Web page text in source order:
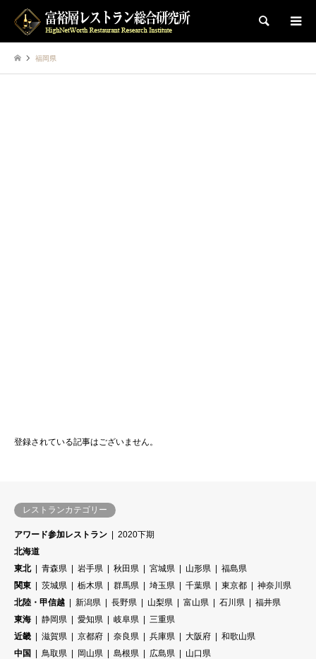
検索
福岡県
登録されている記事はございません。
レストランカテゴリー
アワード参加レストラン
2020下期
北海道
東北
青森県 岩手県 秋田県 宮城県 山形県
福島県
関東
茨城県 栃木県 群馬県 埼玉県 千葉県 東京都
神奈川県
北陸・甲信越
新潟県 長野県 山梨県 富山県 石川県
福井県
東海
静岡県 愛知県 岐阜県
三重県
近畿
滋賀県 京都府 奈良県 兵庫県 大阪府
和歌山県
中国
鳥取県 岡山県 島根県 広島県
山口県